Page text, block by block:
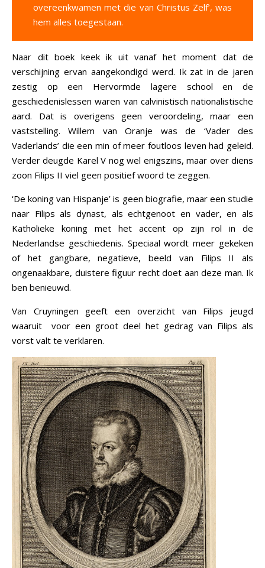
overeenkwamen met die van Christus Zelf’, was
hem alles toegestaan.
Naar dit boek keek ik uit vanaf het moment dat de
verschijning ervan aangekondigd werd. Ik zat in de jaren
zestig op een Hervormde lagere school en de
geschiedenislessen waren van calvinistisch nationalistische
aard. Dat is overigens geen veroordeling, maar een
vaststelling. Willem van Oranje was de ‘Vader des
Vaderlands’ die een min of meer foutloos leven had geleid.
Verder deugde Karel V nog wel enigszins, maar over diens
zoon Filips II viel geen positief woord te zeggen.
‘De koning van Hispanje’ is geen biografie, maar een studie
naar Filips als dynast, als echtgenoot en vader, en als
Katholieke koning met het accent op zijn rol in de
Nederlandse geschiedenis. Speciaal wordt meer gekeken
of het gangbare, negatieve, beeld van Filips II als
ongenaakbare, duistere figuur recht doet aan deze man. Ik
ben benieuwd.
Van Cruyningen geeft een overzicht van Filips jeugd
waaruit voor een groot deel het gedrag van Filips als
vorst valt te verklaren.